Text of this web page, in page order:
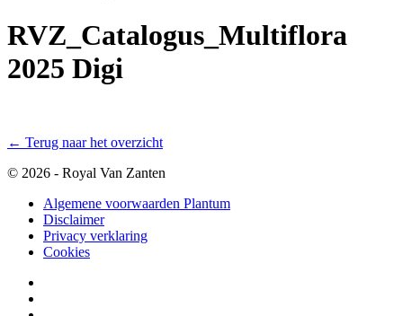
RVZ_Catalogus_Multiflora
2025 Digi
← Terug naar het overzicht
© 2026 - Royal Van Zanten
Algemene voorwaarden Plantum
Disclaimer
Privacy verklaring
Cookies